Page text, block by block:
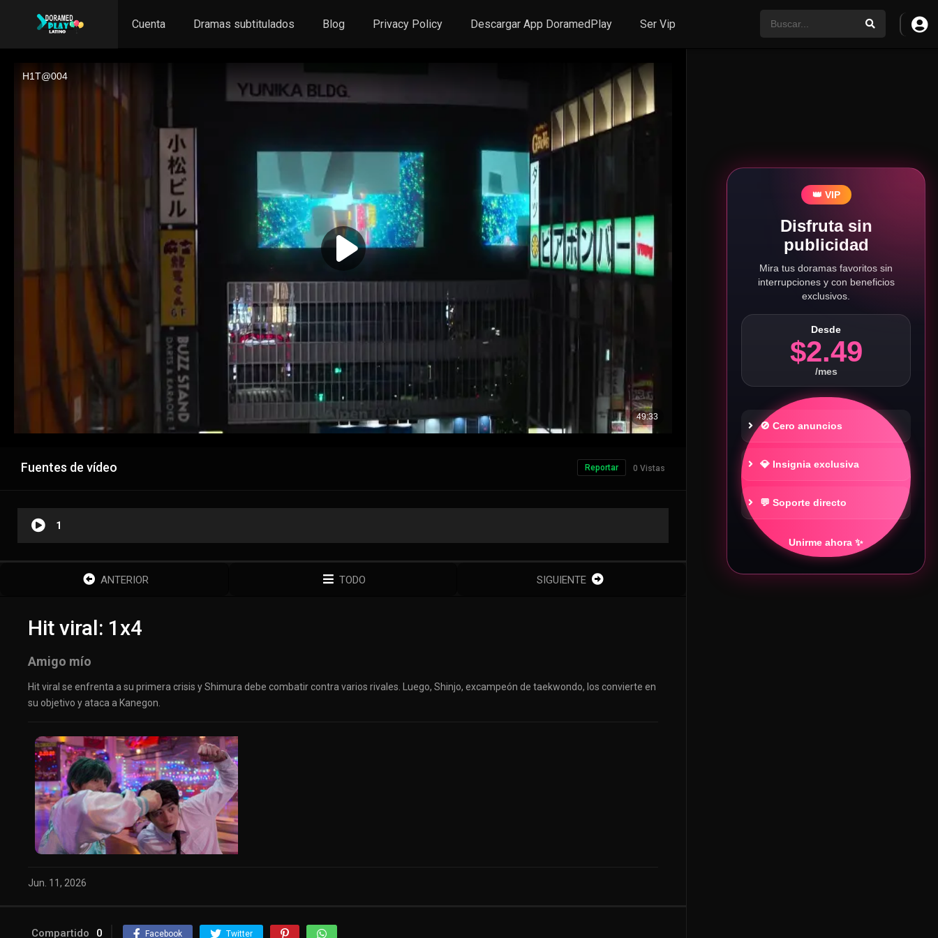
Cuenta Dramas subtitulados Blog Privacy Policy Descargar App DoramedPlay Ser Vip
Fuentes de vídeo 0 Vistas
Reportar
1
ANTERIOR TODO SIGUIENTE
Hit viral: 1x4
Amigo mío
Hit viral se enfrenta a su primera crisis y Shimura debe combatir contra varios rivales. Luego, Shinjo, excampeón de taekwondo, los convierte en
su objetivo y ataca a Kanegon.
Jun. 11, 2026
Compartido 0 Facebook Twitter
👑 VIP
Disfruta sin
publicidad
Mira tus doramas favoritos sin
interrupciones y con beneficios
exclusivos.
Desde
$2.49
/mes
🚫 Cero anuncios
💎 Insignia exclusiva
💬 Soporte directo
Unirme ahora ✨